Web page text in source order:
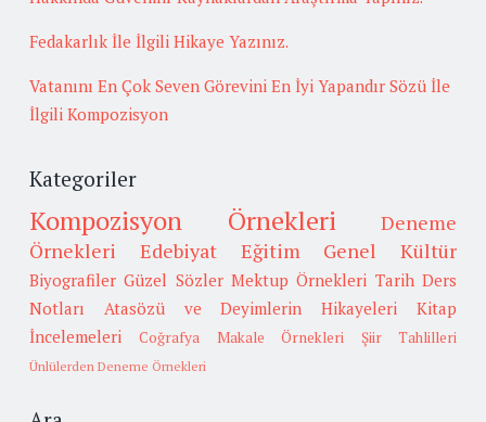
Fedakarlık İle İlgili Hikaye Yazınız.
Vatanını En Çok Seven Görevini En İyi Yapandır Sözü İle
İlgili Kompozisyon
Kategoriler
Kompozisyon Örnekleri
Deneme
Örnekleri
Edebiyat Eğitim Genel Kültür
Biyografiler Güzel Sözler Mektup Örnekleri Tarih Ders
Notları
Atasözü ve Deyimlerin Hikayeleri
Kitap
İncelemeleri
Coğrafya Makale Örnekleri Şiir Tahlilleri
Ünlülerden Deneme Örnekleri